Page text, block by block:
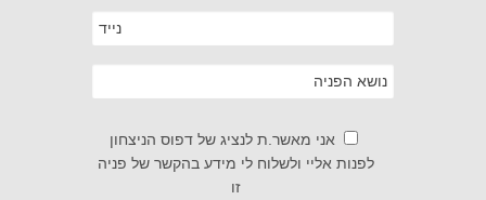
אני מאשר.ת לנציג של דפוס הניצחון
לפנות אליי ולשלוח לי מידע בהקשר של פניה
זו